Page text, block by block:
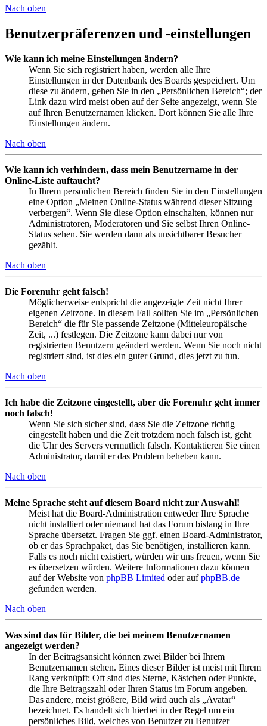
Nach oben
Benutzerpräferenzen und -einstellungen
Wie kann ich meine Einstellungen ändern?
Wenn Sie sich registriert haben, werden alle Ihre
Einstellungen in der Datenbank des Boards gespeichert. Um
diese zu ändern, gehen Sie in den „Persönlichen Bereich“; der
Link dazu wird meist oben auf der Seite angezeigt, wenn Sie
auf Ihren Benutzernamen klicken. Dort können Sie alle Ihre
Einstellungen ändern.
Nach oben
Wie kann ich verhindern, dass mein Benutzername in der
Online-Liste auftaucht?
In Ihrem persönlichen Bereich finden Sie in den Einstellungen
eine Option „Meinen Online-Status während dieser Sitzung
verbergen“. Wenn Sie diese Option einschalten, können nur
Administratoren, Moderatoren und Sie selbst Ihren Online-
Status sehen. Sie werden dann als unsichtbarer Besucher
gezählt.
Nach oben
Die Forenuhr geht falsch!
Möglicherweise entspricht die angezeigte Zeit nicht Ihrer
eigenen Zeitzone. In diesem Fall sollten Sie im „Persönlichen
Bereich“ die für Sie passende Zeitzone (Mitteleuropäische
Zeit, ...) festlegen. Die Zeitzone kann dabei nur von
registrierten Benutzern geändert werden. Wenn Sie noch nicht
registriert sind, ist dies ein guter Grund, dies jetzt zu tun.
Nach oben
Ich habe die Zeitzone eingestellt, aber die Forenuhr geht immer
noch falsch!
Wenn Sie sich sicher sind, dass Sie die Zeitzone richtig
eingestellt haben und die Zeit trotzdem noch falsch ist, geht
die Uhr des Servers vermutlich falsch. Kontaktieren Sie einen
Administrator, damit er das Problem beheben kann.
Nach oben
Meine Sprache steht auf diesem Board nicht zur Auswahl!
Meist hat die Board-Administration entweder Ihre Sprache
nicht installiert oder niemand hat das Forum bislang in Ihre
Sprache übersetzt. Fragen Sie ggf. einen Board-Administrator,
ob er das Sprachpaket, das Sie benötigen, installieren kann.
Falls es noch nicht existiert, würden wir uns freuen, wenn Sie
es übersetzen würden. Weitere Informationen dazu können
auf der Website von phpBB Limited oder aufphpBB.de
gefunden werden.
Nach oben
Was sind das für Bilder, die bei meinem Benutzernamen
angezeigt werden?
In der Beitragsansicht können zwei Bilder bei Ihrem
Benutzernamen stehen. Eines dieser Bilder ist meist mit Ihrem
Rang verknüpft: Oft sind dies Sterne, Kästchen oder Punkte,
die Ihre Beitragszahl oder Ihren Status im Forum angeben.
Das andere, meist größere, Bild wird auch als „Avatar“
bezeichnet. Es handelt sich hierbei in der Regel um ein
persönliches Bild, welches von Benutzer zu Benutzer